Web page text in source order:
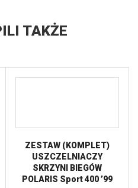
TAKŻE
ZESTAW (KOMPLET)
USZCZELNIACZY
SKRZYNI BIEGÓW
POLARIS Sport 400 ’99